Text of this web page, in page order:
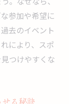
参加や希望に
去のイベント
により、スポ
つけやすくな
る秘訣